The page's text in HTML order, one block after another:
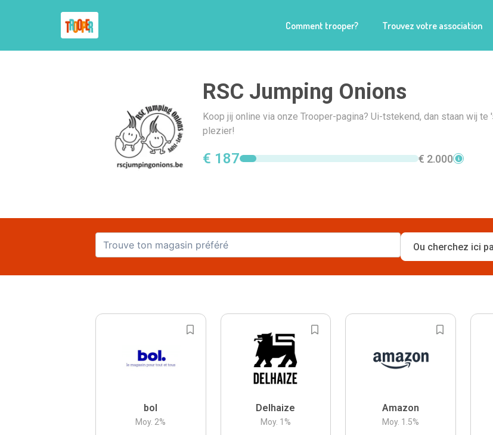
Comment trooper? Trouvez votre association
RSC Jumping Onions
Koop jij online via onze Trooper-pagina? Ui-tstekend, dan staan wij te
plezier!
€ 187 € 2.000
bol
Moy. 2%
Delhaize
Moy. 1 %
Amazon
Moy. 1.5%